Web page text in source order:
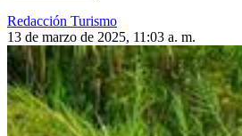
Redacción Turismo
13 de marzo de 2025, 11:03 a. m.